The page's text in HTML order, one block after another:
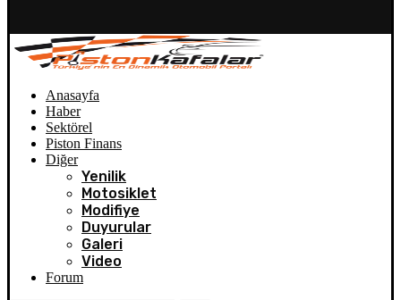
Anasayfa
Haber
Sektörel
Piston Finans
Diğer
Yenilik
Motosiklet
Modifiye
Duyurular
Galeri
Video
Forum